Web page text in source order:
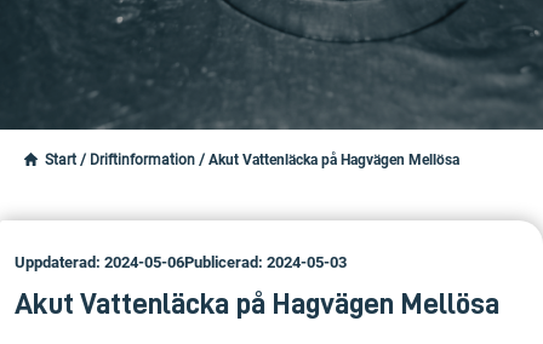
Start / Driftinformation / Akut Vattenläcka på Hagvägen Mellösa
Uppdaterad: 2024-05-06Publicerad: 2024-05-03
Akut Vattenläcka på Hagvägen Mellösa